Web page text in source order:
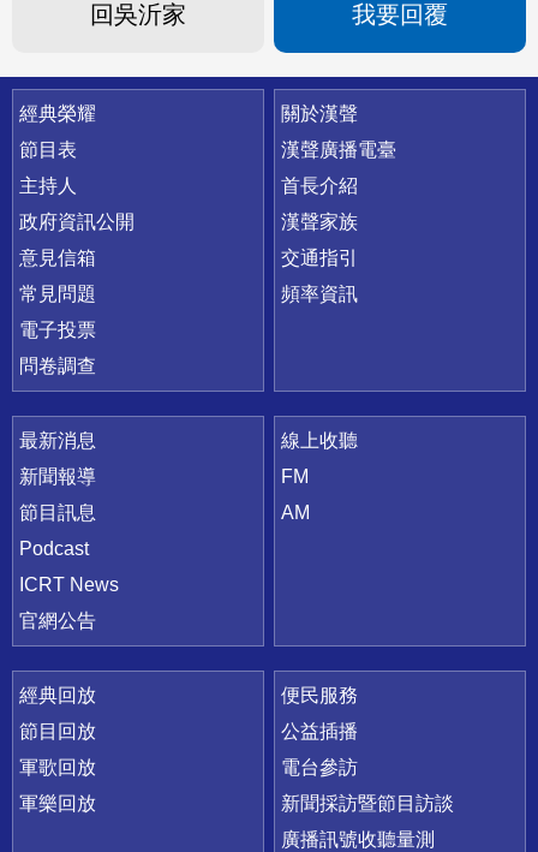
回吳沂家 我要回覆
快速連結
經典榮耀
節目表
主持人
政府資訊公開
意見信箱
常見問題
電子投票
問卷調查
關於漢聲
漢聲廣播電臺
首長介紹
漢聲家族
交通指引
頻率資訊
最新消息
新聞報導
節目訊息
Podcast
ICRT News
官網公告
線上收聽
FM
AM
經典回放
節目回放
軍歌回放
軍樂回放
便民服務
公益插播
電台參訪
新聞採訪暨節目訪談
廣播訊號收聽量測